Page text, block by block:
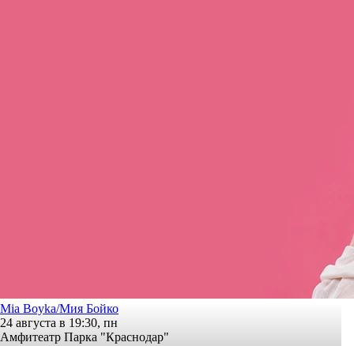
Mia Boyka/Мия Бойко
24 августа в 19:30, пн
Амфитеатр Парка "Краснодар"